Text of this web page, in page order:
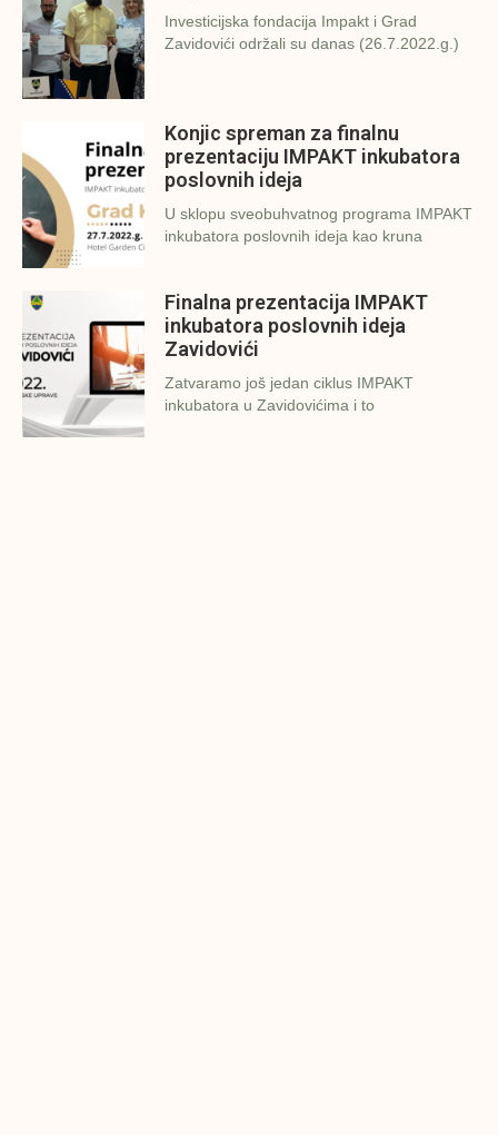
Investicijska fondacija Impakt i Grad
Zavidovići održali su danas (26.7.2022.g.)
Konjic spreman za finalnu
prezentaciju IMPAKT inkubatora
poslovnih ideja
U sklopu sveobuhvatnog programa IMPAKT
inkubatora poslovnih ideja kao kruna
Finalna prezentacija IMPAKT
inkubatora poslovnih ideja
Zavidovići
Zatvaramo još jedan ciklus IMPAKT
inkubatora u Zavidovićima i to